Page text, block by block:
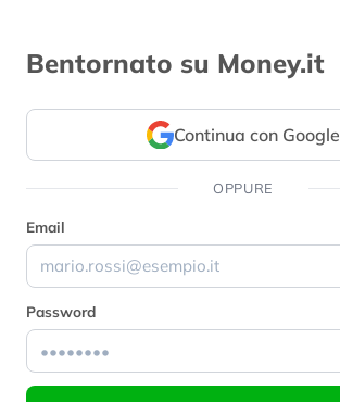
Bentornato su Money.it
Continua con Google
OPPURE
Email
Password